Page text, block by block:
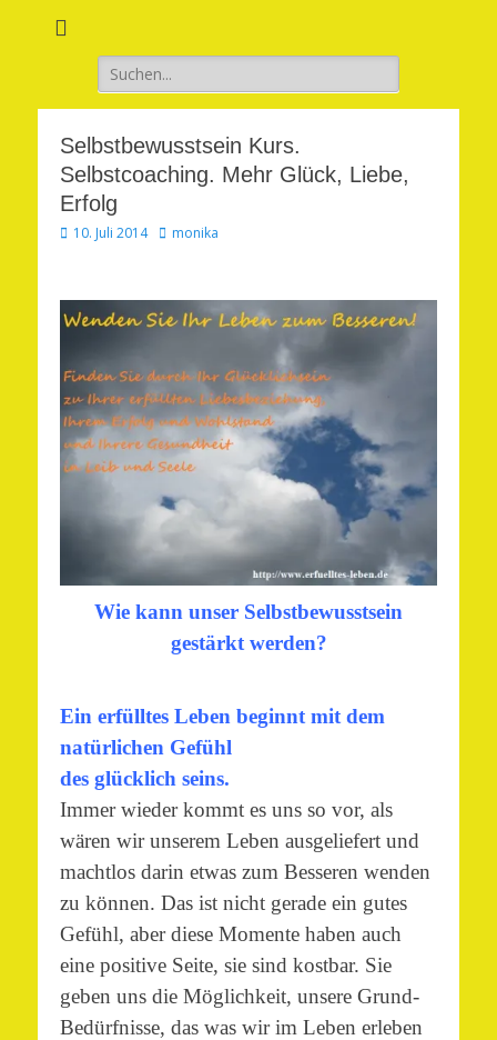
Suchen
nach:
Selbstbewusstsein Kurs.
Selbstcoaching. Mehr Glück, Liebe,
Erfolg
Veröffentlicht
10. Juli 2014 Autor
monika
Wie kann unser Selbstbewusstsein
gestärkt werden?
Ein erfülltes Leben beginnt mit dem
natürlichen Gefühl
des glücklich seins.
Immer wieder kommt es uns so vor, als
wären wir unserem Leben ausgeliefert und
machtlos darin etwas zum Besseren wenden
zu können. Das ist nicht gerade ein gutes
Gefühl, aber diese Momente haben auch
eine positive Seite, sie sind kostbar. Sie
geben uns die Möglichkeit, unsere Grund-
Bedürfnisse, das was wir im Leben erleben